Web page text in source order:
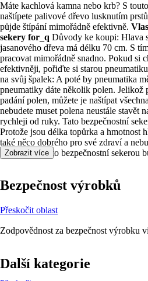
Máte kachlová kamna nebo krb? S
naštípete palivové dřevo lusknutím
půjde štípání mimořádně efektivně.
sekery for_q Důvody ke koupi: Hlava
jasanového dřeva má délku 70 cm. S
pracovat mimořádně snadno. Pokud si
efektivněji, pořiďte si starou
na svůj špalek: A poté by pneumatika
pneumatiky dáte několik polen. Jelikož
padání polen, můžete je naštípat
nebudete muset polena neustále stavět
rychleji od ruky. Tato bezpečnostní
Protože jsou délka topůrka a hmotnost
také něco dobrého pro své zdraví a
výhody: S touto bezpečnostní sekerou
Zobrazit více
Bezpečnost výrobků
Přeskočit oblast
Zodpovědnost za bezpečnost výrobku
Další kategorie